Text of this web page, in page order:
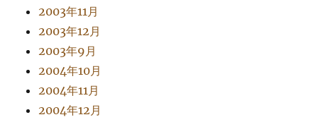
2003年11月
2003年12月
2003年9月
2004年10月
2004年11月
2004年12月